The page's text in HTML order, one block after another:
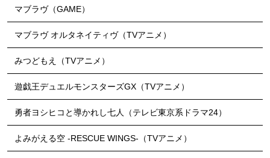
マブラヴ（GAME）
マブラヴ オルタネイティヴ（TVアニメ）
みつどもえ（TVアニメ）
遊戯王デュエルモンスターズGX（TVアニメ）
勇者ヨシヒコと導かれし七人（テレビ東京系ドラマ24）
よみがえる空 -RESCUE WINGS-（TVアニメ）